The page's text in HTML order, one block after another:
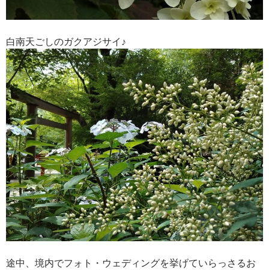
白南天ごしのガクアジサイ♪
途中、境内でフォト・ウェディングを挙げていらっさるお